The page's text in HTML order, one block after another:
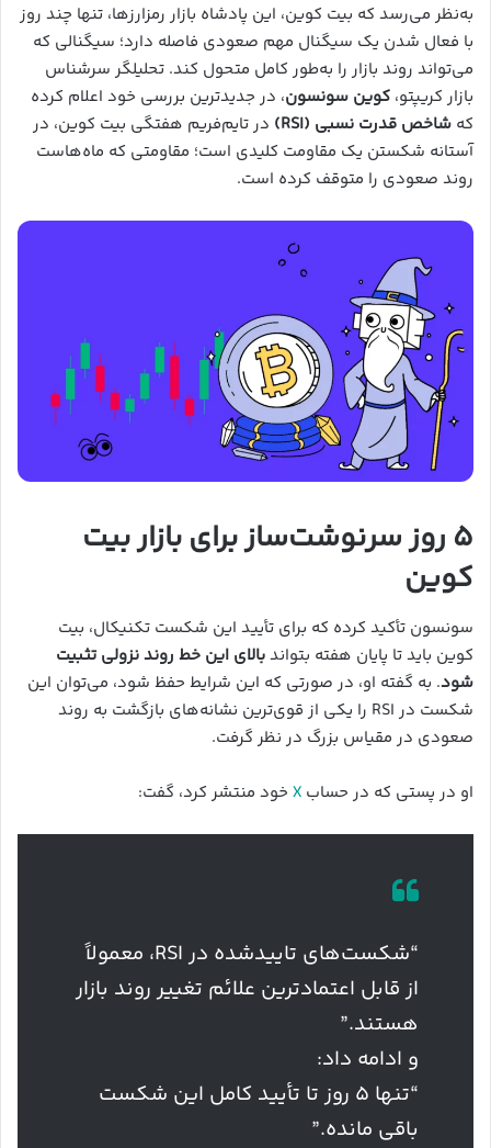
به‌نظر می‌رسد که بیت کوین، این پادشاه بازار رمزارزها، تنها چند روز
با فعال شدن یک سیگنال مهم صعودی فاصله دارد؛ سیگنالی که
می‌تواند روند بازار را به‌طور کامل متحول کند. تحلیلگر سرشناس
بازار کریپتو، کوین سونسون، در جدیدترین بررسی خود اعلام کرده
که شاخص قدرت نسبی (RSI)
در تایم‌فریم هفتگی بیت کوین، در
آستانه شکستن یک مقاومت کلیدی است؛ مقاومتی که ماه‌هاست
روند صعودی را متوقف کرده است.
۵ روز سرنوشت‌ساز برای بازار بیت
کوین
سونسون تأکید کرده که برای تأیید این شکست تکنیکال، بیت
کوین باید تا پایان هفته بتواندبالای این خط روند نزولی تثبیت
شود. به گفته او، در صورتی که این شرایط حفظ شود، می‌توان این
شکست در RSI را یکی از قوی‌ترین نشانه‌های بازگشت به روند
صعودی در مقیاس بزرگ در نظر گرفت.
او در پستی که در حساب X خود منتشر کرد، گفت:
“شکست‌های تایید‌شده در RSI، معمولاً
از قابل اعتمادترین علائم تغییر روند بازار
هستند.”
و ادامه داد:
“تنها ۵ روز تا تأیید کامل این شکست
باقی مانده.”